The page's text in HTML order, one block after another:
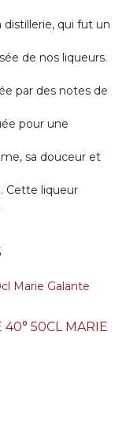
distillerie, qui fut un
de nos liqueurs.
par des notes de
pour une
sa douceur et
Cette liqueur
50CL MARIE